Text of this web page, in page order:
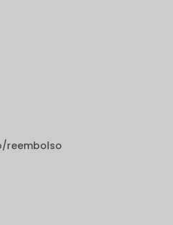
reembolso